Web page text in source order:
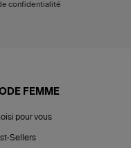
confidentialité
FEMME
pour vous
Sellers